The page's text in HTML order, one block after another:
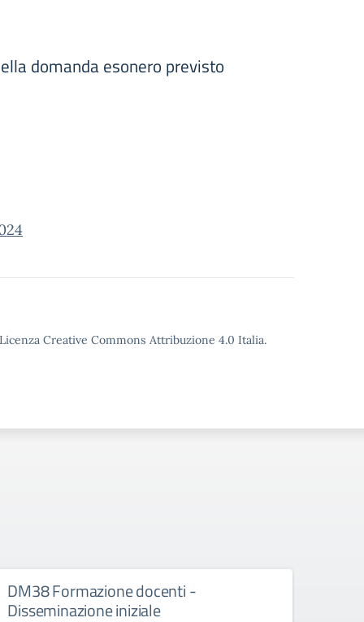
domanda esonero previsto
Creative Commons Attribuzione 4.0 Italia.
DM38 Formazione docenti -
Disseminazione iniziale